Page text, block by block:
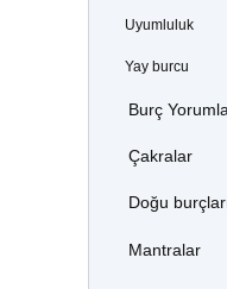
Uyumluluk
Yay burcu
Burç
Çakralar
Doğu
Mantralar